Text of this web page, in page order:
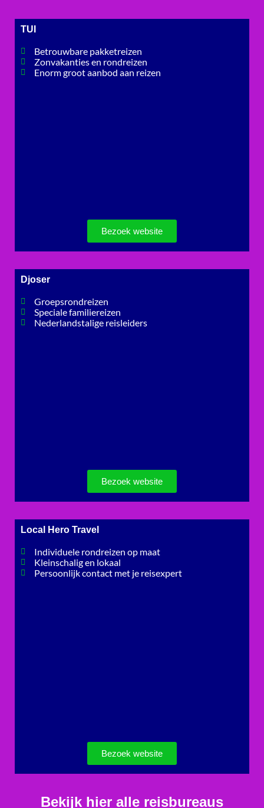
TUI
Betrouwbare pakketreizen
Zonvakanties en rondreizen
Enorm groot aanbod aan reizen
Bezoek website
Djoser
Groepsrondreizen
Speciale familiereizen
Nederlandstalige reisleiders
Bezoek website
Local Hero Travel
Individuele rondreizen op maat
Kleinschalig en lokaal
Persoonlijk contact met je reisexpert
Bezoek website
Bekijk hier alle reisbureaus